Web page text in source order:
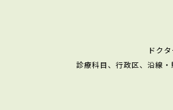
ドク
診療科目、行政区、沿線